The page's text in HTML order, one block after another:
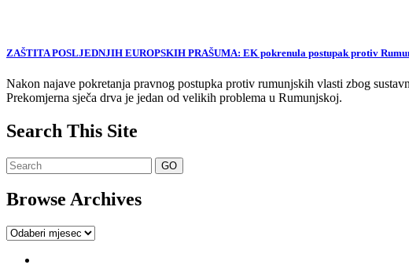
ZAŠTITA POSLJEDNJIH EUROPSKIH PRAŠUMA: EK pokrenula postupak protiv
Nakon najave pokretanja pravnog postupka protiv rumunjskih vlasti zbog
Prekomjerna sječa drva je jedan od velikih problema u Rumunjskoj.
Search This Site
Browse Archives
Browse